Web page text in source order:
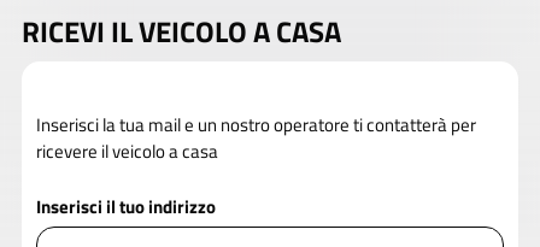
RICEVI IL VEICOLO A CASA
Inserisci la tua mail e un nostro operatore ti contatterà per
ricevere il veicolo a casa
Inserisci il tuo indirizzo